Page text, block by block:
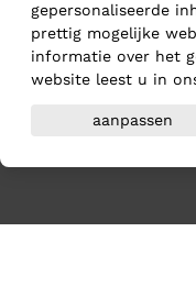
gepersonaliseerde
prettig mogelijke
informatie over het
website leest u in
aanpassen